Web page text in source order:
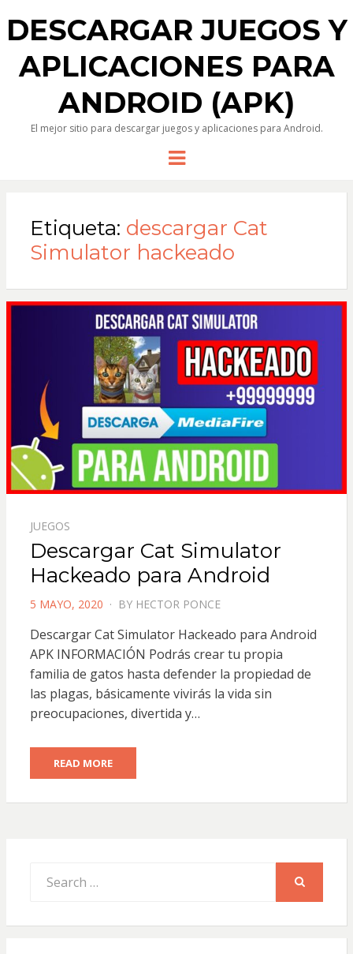
DESCARGAR JUEGOS Y
APLICACIONES PARA
ANDROID (APK)
El mejor sitio para descargar juegos y aplicaciones para Android.
Menu
Etiqueta: descargar Cat
Simulator hackeado
JUEGOS
Descargar Cat Simulator
Hackeado para Android
POSTED
5 MAYO, 2020 BY HECTOR PONCE
Descargar Cat Simulator Hackeado para Android
APK INFORMACIÓN Podrás crear tu propia
familia de gatos hasta defender la propiedad de
las plagas, básicamente vivirás la vida sin
preocupaciones, divertida y…
READ MORE
for: